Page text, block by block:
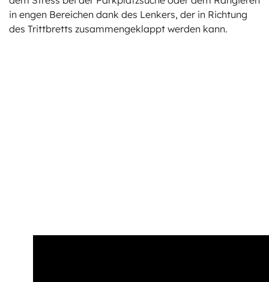
in engen Bereichen dank des Lenkers, der in Richtung
des Trittbretts zusammengeklappt werden kann.